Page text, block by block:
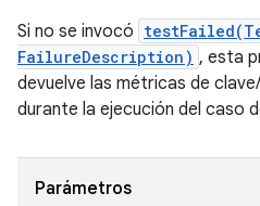
Si no se invocó
FailureDescription) , esta
devuelve las métricas de
durante la ejecución del caso
Parámetros